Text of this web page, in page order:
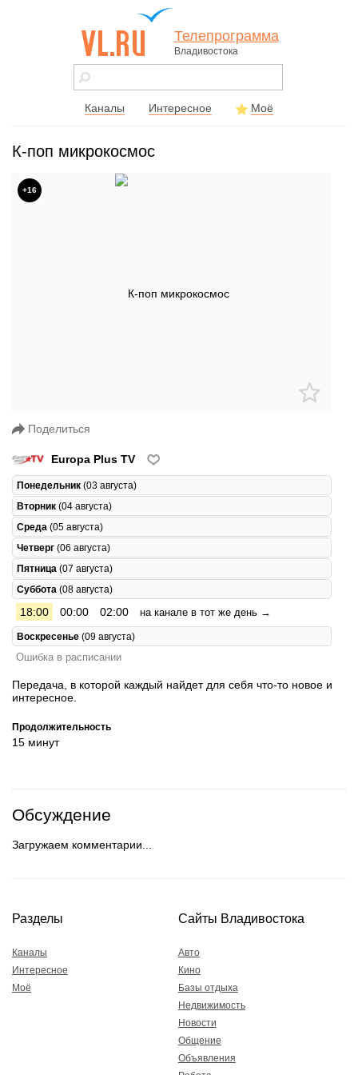
vl.ru - сайт
города
Телепрограмма
Владивостока
Каналы Интересное Моё
К-поп микрокосмос
+16
Поделиться
Europa Plus TV
Понедельник (03 августа)
Вторник (04 августа)
Среда (05 августа)
Четверг (06 августа)
Пятница (07 августа)
Суббота (08 августа)
18:00 00:00 02:00 на канале в тот же день →
Воскресенье (09 августа)
Ошибка в расписании
Передача, в которой каждый найдет для себя что-то новое и
интересное.
Продолжительность
15 минут
Обсуждение
Загружаем комментарии...
Разделы
Каналы
Интересное
Моё
Сайты Владивостока
Авто
Кино
Базы отдыха
Недвижимость
Новости
Общение
Объявления